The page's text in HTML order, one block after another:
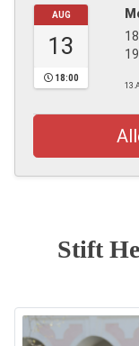
AUG
13
18:00
Stift